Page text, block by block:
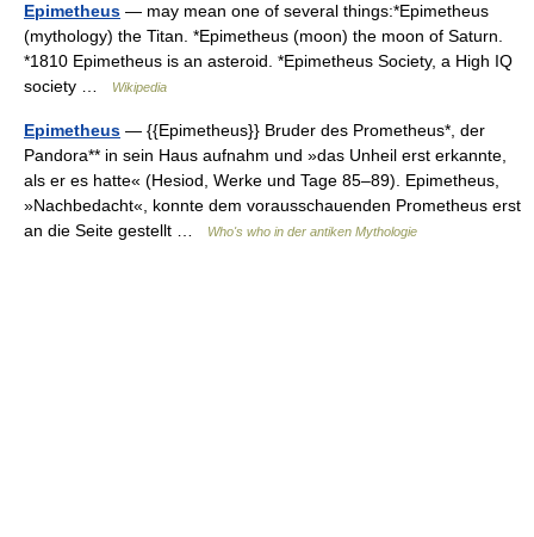
Epimetheus — may mean one of several things:*Epimetheus
(mythology) the Titan. *Epimetheus (moon) the moon of Saturn.
*1810 Epimetheus is an asteroid. *Epimetheus Society, a High IQ
society …
Wikipedia
Epimetheus — {{Epimetheus}} Bruder des Prometheus*, der
Pandora** in sein Haus aufnahm und »das Unheil erst erkannte,
als er es hatte« (Hesiod, Werke und Tage 85–89). Epimetheus,
»Nachbedacht«, konnte dem vorausschauenden Prometheus erst
an die Seite gestellt …
Who's who in der antiken Mythologie